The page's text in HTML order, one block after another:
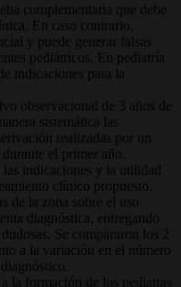
complementaria que debe
En caso contrario,
y puede generar falsas
pediátricos. En pediatría
indicaciones para la
observacional de 3 años de
sistemática las
realizadas por un
el primer año.
las indicaciones y la utilidad
clínico propuesto.
de la zona sobre el uso
diagnóstica, entregando
Se compararon los 2
a la variación en el número
la formación de los pediatras